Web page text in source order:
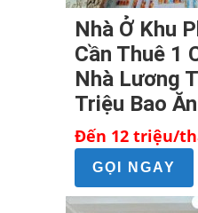
Nhà Ở Khu
Cần Thuê 1
Nhà Lương
Triệu Bao
Đến 12 triệu/
GỌI NGAY